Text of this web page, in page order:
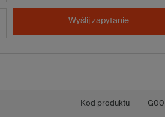
Wyślij zapytanie
Kod produktu